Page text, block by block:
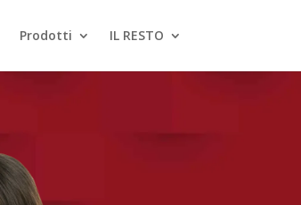
Prodotti IL RESTO